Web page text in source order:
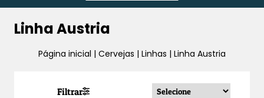
Linha Austria
Página inicial | Cervejas | Linhas | Linha Austria
Filtrar